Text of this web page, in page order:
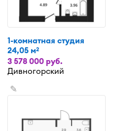
1-комнатная студия
24,05 м2
3 578 000 руб.
Дивногорский
✎